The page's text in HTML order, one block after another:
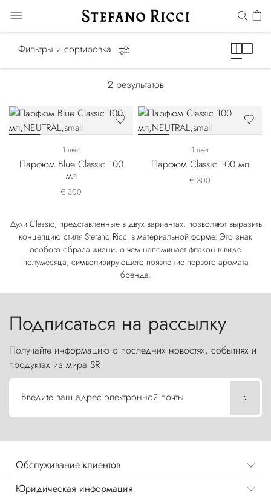
Фильтры и сортировка
2 результатов
1 цвет
Парфюм Blue Classic 100
мл
€ 300
1 цвет
Парфюм Classic 100 мл
€ 300
Духи Classic, представленные в двух вариантах, позволяют выразить
концепцию стиля Stefano Ricci в материальной форме. Это знак
особого образа жизни, о чем напоминает флакон в виде
полумесяца, символизирующего появление первого аромата
бренда.
Подписаться на рассылку
Получайте информацию о последних новостях, событиях и
продуктах из мира SR
Введите ваш адрес электронной почты
Обслуживание клиентов
Юридическая информация